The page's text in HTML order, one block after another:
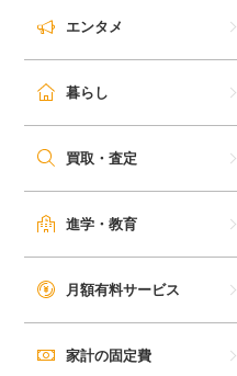
お友達紹介
カード比較
毎日ゲット
特集一覧
GMOポイ活の使い方
ヘルプセンター
銀行・金融・投資
家計の固定費
エンタメ
暮らし
買取・査定
進学・教育
月額有料サービス
家計の固定費